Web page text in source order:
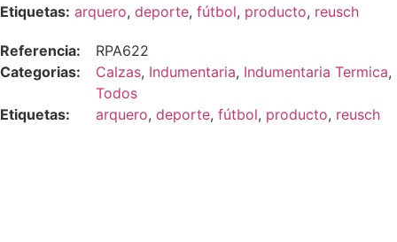
Etiquetas: arquero, deporte, fútbol, producto, reusch
Referencia:
RPA622
Categorias:
Calzas, Indumentaria, Indumentaria Termica,
Todos
Etiquetas:
arquero, deporte, fútbol, producto, reusch